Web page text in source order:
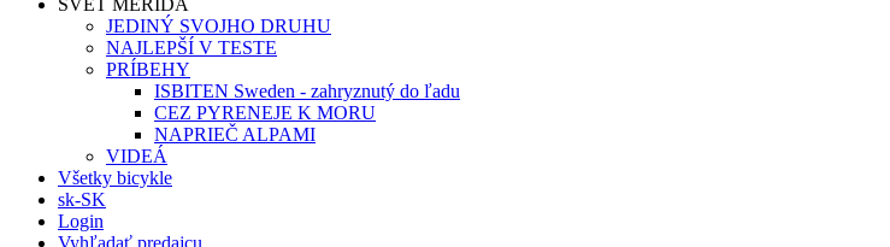
SVET MERIDA
JEDINÝ SVOJHO DRUHU
NAJLEPŠÍ V TESTE
PRÍBEHY
ISBITEN Sweden - zahryznutý do ľadu
CEZ PYRENEJE K MORU
NAPRIEČ ALPAMI
VIDEÁ
Všetky bicykle
sk-SK
Login
Vyhľadať predajcu